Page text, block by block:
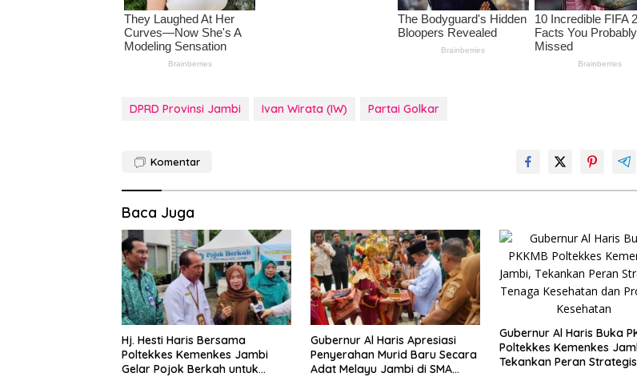
DPRD Provinsi Jambi Ivan Wirata (IW) Partai Golkar
Komentar
Baca Juga
Hj. Hesti Haris Bersama
Poltekkes Kemenkes Jambi
Gelar Pojok Berkah untuk
Gubernur Al Haris Apresiasi
Penyerahan Murid Baru Secara
Adat Melayu Jambi di SMA
Gubernur Al Haris Buka
Poltekkes Kemenkes
Tekankan Peran Strategis